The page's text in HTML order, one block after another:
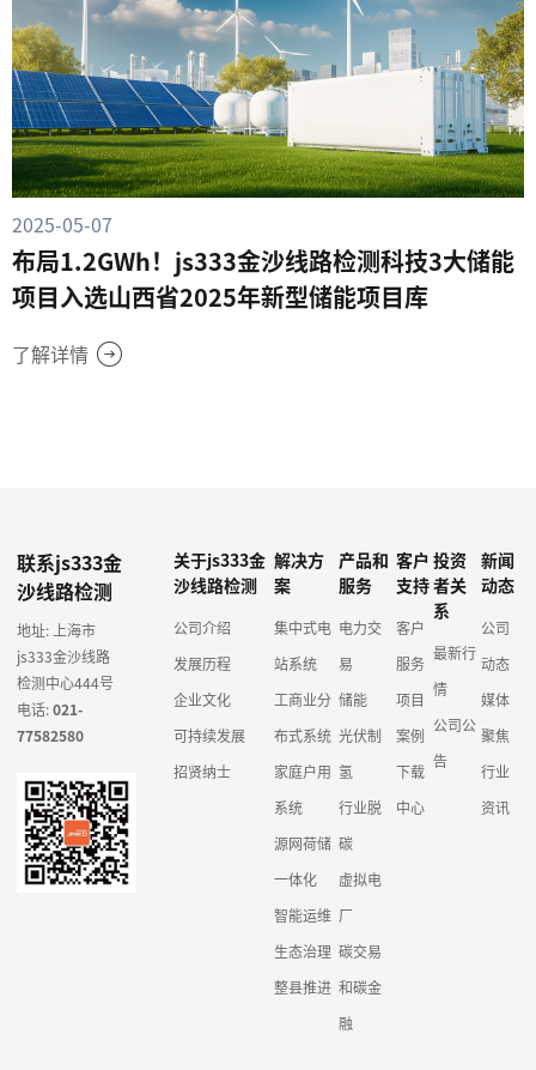
2025-05-07
布局1.2GWh！js333金沙线路检测科技3大储能
项目入选山西省2025年新型储能项目库
了解详情
联系js333金
沙线路检测
地址: 上海市
js333金沙线路
检测中心444号
电话:021-
77582580
关于js333金
沙线路检测
公司介绍
发展历程
企业文化
可持续发展
招贤纳士
解决方
案
集中式电
站系统
工商业分
布式系统
家庭户用
系统
源网荷储
一体化
智能运维
生态治理
整县推进
产品和
服务
电力交
易
储能
光伏制
氢
行业脱
碳
虚拟电
厂
碳交易
和碳金
融
客户
支持
客户
服务
项目
案例
下载
中心
投资
者关
系
最新行
情
公司公
告
新闻
动态
公司
动态
媒体
聚焦
行业
资讯